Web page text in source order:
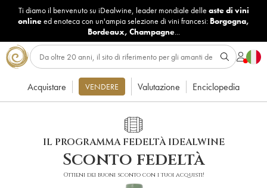
Ti diamo il benvenuto su iDealwine, leader mondiale delle aste di vini
onlineed enoteca con un'ampia selezione di vini francesi: Borgogna,
Bordeaux, Champagne...
Acquistare VENDERE Valutazione Enciclopedia
IL PROGRAMMA FEDELTÀ IDEALWINE
Sconto fedeltà
Ottieni dei buoni sconto con i tuoi acquisti!